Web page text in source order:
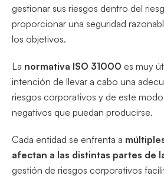
gestionar sus riesgos dentro del
proporcionar una seguridad
los objetivos.
La normativa ISO 31000 es muy
intención de llevar a cabo una
riesgos corporativos y de este
negativos que puedan producirse.
Cada entidad se enfrenta a
afectan a las distintas partes de
gestión de riesgos corporativos